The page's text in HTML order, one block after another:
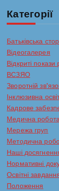
Категорії
Батьківська
Відеогалерея
Відкриті покази
ВСЗЯО
Зворотній
Інклюзивна
Кадрове
Медична
Мережа груп
Методична
Наші
Нормативні
Освітні
Положення